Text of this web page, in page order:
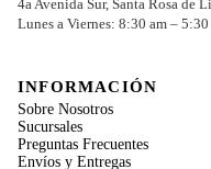
4a Avenida Sur, Santa Rosa de
Lunes a Viernes: 8:30 am –
INFORMACIÓN
Sobre Nosotros
Sucursales
Preguntas Frecuentes
Envíos y Entregas